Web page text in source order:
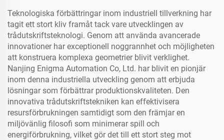
Teknologiska förbättringar inom industriell tillverkning har
tagit ett stort kliv framåt tack vare utvecklingen av
trådutskriftsteknologi. Genom att använda avancerade
innovationer har exceptionell noggrannhet och möjligheten
att konstruera komplexa geometrier blivit verklighet.
Nanjing Enigma Automation Co, Ltd. har blivit en pionjär
inom denna industriella utveckling genom att erbjuda
lösningar som förbättrar produktionskvaliteten. Den
innovativa trådutskriftstekniken kan effektivisera
resursförbrukningen samtidigt som den främjar en
miljövänlig filosofi som minimerar spill och
energiförbrukning, vilket gör det till ett stort steg mot